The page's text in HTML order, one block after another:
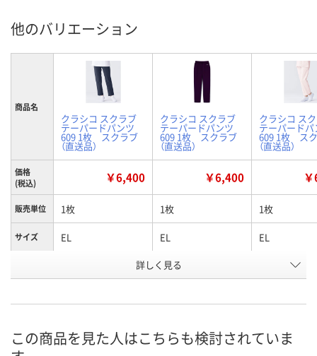
他のバリエーション
商品名
クラシコ スクラブ
テーパードパンツ
609 1枚 スクラブ
（直送品）
クラシコ スクラブ
テーパードパンツ
609 1枚 スクラブ
（直送品）
クラシコ ス
テーパードパ
609 1枚 ス
（直送品）
価格
(税込)
￥6,400 ￥6,400
販売単位 1枚 1枚 1枚
サイズ EL EL EL
バーガンディー
号
詳しく見る
この商品を見た人はこちらも検討されていま